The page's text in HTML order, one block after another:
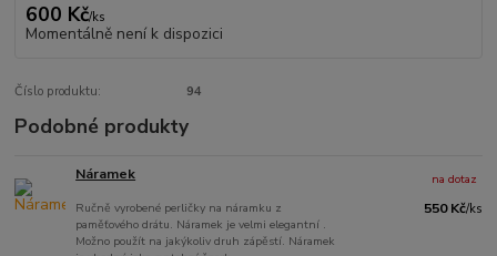
600 Kč/ks
Momentálně není k dispozici
Číslo produktu: 94
Podobné produkty
Náramek
Ručně vyrobené perličky na náramku z
paměťového drátu. Náramek je velmi elegantní .
Možno použít na jakýkoliv druh zápěstí. Náramek
550 Kč/ks
na dotaz